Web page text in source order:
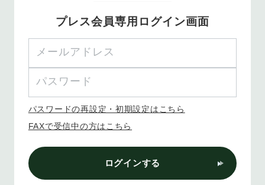
プレス会員専用ログイン画面
パスワードの再設定・初期設定はこちら
FAXで受信中の方はこちら
ログインする